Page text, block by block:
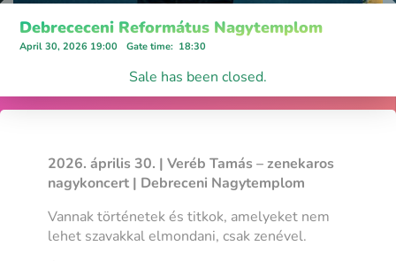
Debrececeni Református Nagytemplom
April 30, 2026 19:00 Gate time: 18:30
Sale has been closed.
2026. április 30. | Veréb Tamás – zenekaros
nagykoncert | Debreceni Nagytemplom
Vannak történetek és titkok, amelyeket nem
lehet szavakkal elmondani, csak zenével.